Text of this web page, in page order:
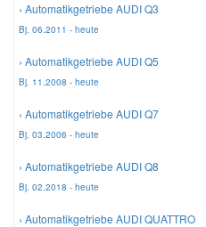
› Automatikgetriebe AUDI Q3
Bj. 06.2011 - heute
› Automatikgetriebe AUDI Q5
Bj. 11.2008 - heute
› Automatikgetriebe AUDI Q7
Bj. 03.2006 - heute
› Automatikgetriebe AUDI Q8
Bj. 02.2018 - heute
› Automatikgetriebe AUDI QUATTRO
Suzuki Ersatzteile
Toyota Ersatzteile
Vauxhall Ersatzteile
Volvo Ersatzteile